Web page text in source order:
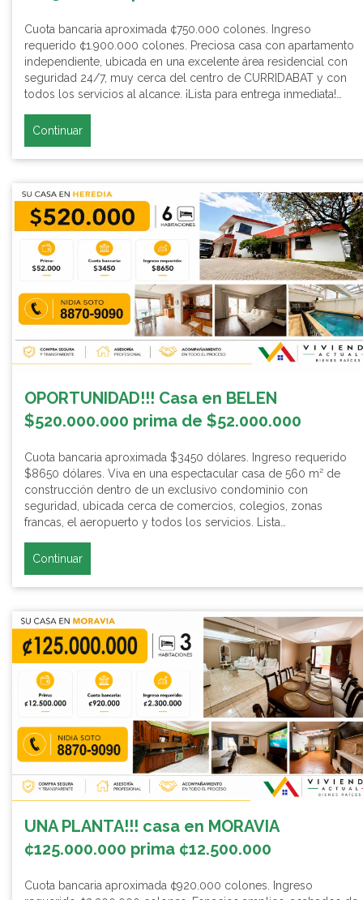
Cuota bancaria aproximada ¢750.000 colones. Ingreso
requerido ¢1.900.000 colones. Preciosa casa con apartamento
independiente, ubicada en una excelente área residencial con
seguridad 24/7, muy cerca del centro de CURRIDABAT y con
todos los servicios al alcance. ¡Lista para entrega inmediata!…
Continuar
OPORTUNIDAD!!! Casa en BELEN
$520.000.000 prima de $52.000.000
Cuota bancaria aproximada $3450 dólares. Ingreso requerido
$8650 dólares. Viva en una espectacular casa de 560 m² de
construcción dentro de un exclusivo condominio con
seguridad, ubicada cerca de comercios, colegios, zonas
francas, el aeropuerto y todos los servicios. Lista…
Continuar
UNA PLANTA!!! casa en MORAVIA
¢125.000.000 prima ¢12.500.000
Cuota bancaria aproximada ¢920.000 colones. Ingreso